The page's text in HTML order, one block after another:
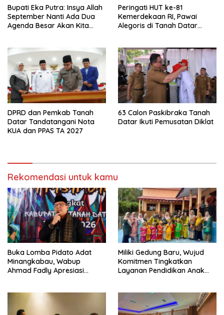
Bupati Eka Putra: Insya Allah
September Nanti Ada Dua
Agenda Besar Akan Kita
Peringati HUT ke-81
Kemerdekaan RI, Pawai
Alegoris di Tanah Datar
DPRD dan Pemkab Tanah
Datar Tandatangani Nota
KUA dan PPAS TA 2027
63 Calon Paskibraka Tanah
Datar Ikuti Pemusatan Diklat
Rekomendasi untuk kamu
Buka Lomba Pidato Adat
Minangkabau, Wabup
Ahmad Fadly Apresiasi
Miliki Gedung Baru, Wujud
Komitmen Tingkatkan
Layanan Pendidikan Anak